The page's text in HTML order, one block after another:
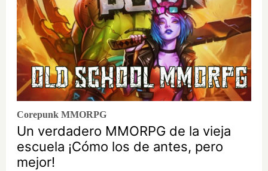
Corepunk MMORPG
Un verdadero MMORPG de la vieja
escuela ¡Cómo los de antes, pero
mejor!